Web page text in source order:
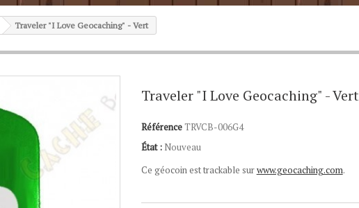
Traveler "I Love Geocaching" - Vert
Traveler "I Love Geocaching" - Vert
RéférenceTRVCB-006G4
État : Nouveau
Ce géocoin est trackable surwww.geocaching.com.